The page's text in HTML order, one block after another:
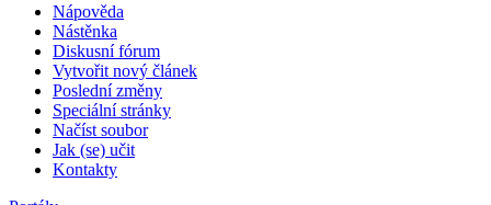
Nápověda
Nástěnka
Diskusní fórum
Vytvořit nový článek
Poslední změny
Speciální stránky
Načíst soubor
Jak (se) učit
Kontakty